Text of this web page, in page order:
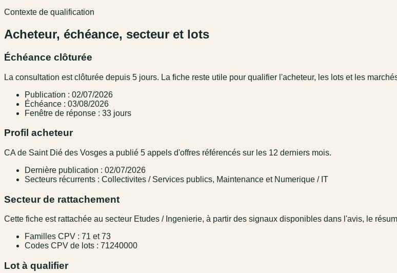
Contexte de qualification
Acheteur, échéance, secteur et lots
Échéance clôturée
La consultation est clôturée depuis 5 jours. La fiche reste utile pour qualifier l'acheteur, les lots et les
Publication : 02/07/2026
Échéance : 03/08/2026
Fenêtre de réponse : 33 jours
Profil acheteur
CA de Saint Dié des Vosges a publié 5 appels d'offres référencés sur les 12 derniers mois.
Dernière publication : 02/07/2026
Secteurs récurrents : Collectivites / Services publics, Maintenance et Numerique / IT
Secteur de rattachement
Cette fiche est rattachée au secteur Etudes / Ingenierie, à partir des signaux disponibles dans l'avis, le
Familles CPV : 71 et 73
Codes CPV de lots : 71240000
Lot à qualifier